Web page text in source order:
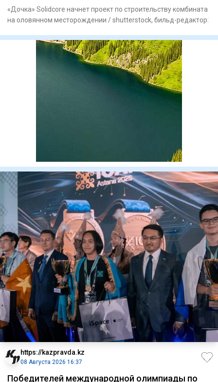
«Дочка» Solidcore начнет проект по строительству комбината
на оловянном месторождении / shutterstock, бильд-редактор:
https://kazpravda.kz
08 Августа 2026 16:37
Победителей международной олимпиады по